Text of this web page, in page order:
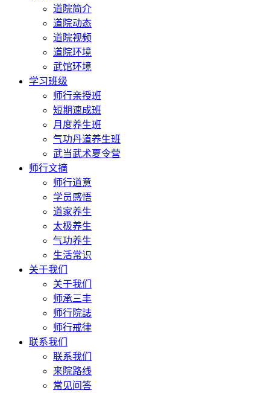
道院简介
道院动态
道院视频
道院环境
武馆环境
学习班级
师行亲授班
短期速成班
月度养生班
气功丹道养生班
武当武术夏令营
师行文摘
师行道意
学员感悟
道家养生
太极养生
气功养生
生活常识
关于我们
关于我们
师承三丰
师行院誌
师行戒律
联系我们
联系我们
来院路线
常见问答